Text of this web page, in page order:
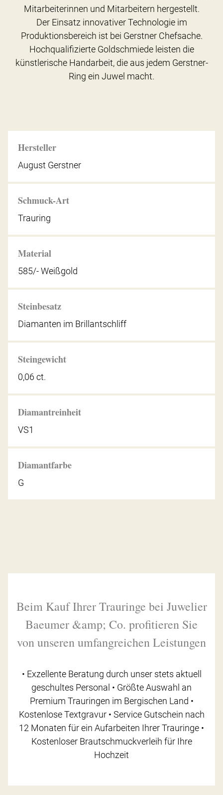
Hersteller
August Gerstner
Schmuck-Art
Trauring
Material
585/- Weißgold
Steinbesatz
Diamanten im Brillantschliff
Steingewicht
0,06 ct.
Diamantreinheit
VS1
Diamantfarbe
G
Mitarbeiterinnen und Mitarbeitern hergestellt.
Der Einsatz innovativer Technologie im
Produktionsbereich ist bei Gerstner Chefsache.
Hochqualifizierte Goldschmiede leisten die
künstlerische Handarbeit, die aus jedem Gerstner-
Ring ein Juwel macht.
Beim Kauf Ihrer Trauringe bei Juwelier
Baeumer &amp; Co. profitieren Sie
von unseren umfangreichen Leistungen
• Exzellente Beratung durch unser stets aktuell
geschultes Personal • Größte Auswahl an
Premium Trauringen im Bergischen Land •
Kostenlose Textgravur • Service Gutschein nach
12 Monaten für ein Aufarbeiten Ihrer Trauringe •
Kostenloser Brautschmuckverleih für Ihre
Hochzeit